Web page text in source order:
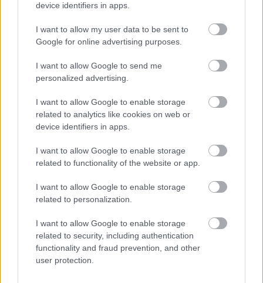
device identifiers in apps.
I want to allow my user data to be sent to
Google for online advertising purposes.
I want to allow Google to send me
personalized advertising.
I want to allow Google to enable storage
related to analytics like cookies on web or
device identifiers in apps.
I want to allow Google to enable storage
related to functionality of the website or app.
I want to allow Google to enable storage
related to personalization.
I want to allow Google to enable storage
related to security, including authentication
functionality and fraud prevention, and other
user protection.
Gábor András a következőt mondta a számról: "Első
single-ként aHigh Ride-ra esett a választás, mert elég
lendületes, és mert azonnal el tudtuk elképzelni a
rádióbarát változatát is. A felépítése lehetővé tette a
bridge, illetve egy szólórész eltávolítását, illetve
kicsit más keverést kapott, mint az albumverzió. Egy
rögzítettem. A fiókban hevert évekig, és nem is
voltam biztos abban, hogy egyszer majd Ozone
részeknél kissé a szofisztikáltabb, visszafogott brit
pszichedelia érvényesül, a refrén viszont már inkább
a megszokott nyers, klasszikus 70-es évekbeli rock. A
billentyűk is helyet kaptak a háttérben: a mellotron
egy tipikus 60-as, 70-es éveket megidéző hangszer,
eszméletlenül jó atmoszférát adott a dalnak."